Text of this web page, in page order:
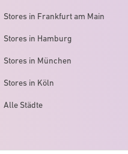
Stores in Frankfurt am Main
Stores in Hamburg
Stores in München
Stores in Köln
Alle Städte